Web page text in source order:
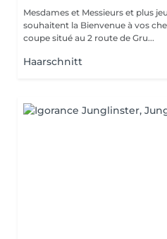
Mesdames et Messieurs et plus jeunes, Les Cutting
souhaitent la Bienvenue à vos
coupe situé au 2 route de Gru...
Haarschnitt